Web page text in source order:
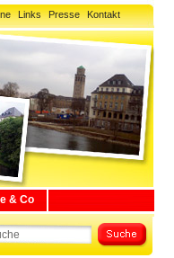
Links Presse Kontakt
& Co